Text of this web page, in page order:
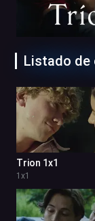
Listado de
Trion 1x1
1 x1